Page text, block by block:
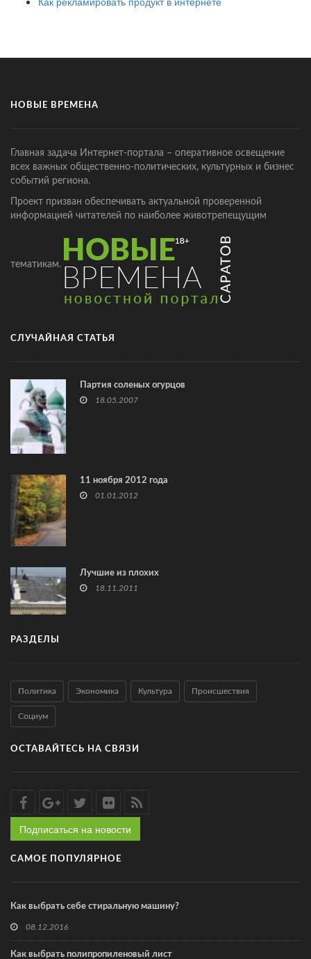
НОВЫЕ ВРЕМЕНА
Главная задача Интернет-портала – оперативное освещение
всех важных общественно-политических, культурных и бизнес
событий региона.
Проект призван обеспечивать актуальной проверенной
информацией читателей по наиболее животрепещущим
тематикам.
СЛУЧАЙНАЯ СТАТЬЯ
Партия соленых огурцов
18.05.2007
11 ноября 2012 года
01.01.2012
Лучшие из плохих
18.11.2011
РАЗДЕЛЫ
Политика Экономика Культура Происшествия
Социум
ОСТАВАЙТЕСЬ НА СВЯЗИ
Подписаться на новости
САМОЕ ПОПУЛЯРНОЕ
Как выбрать себе стиральную машину?
08.12.2016
Как выбрать полипропиленовый лист